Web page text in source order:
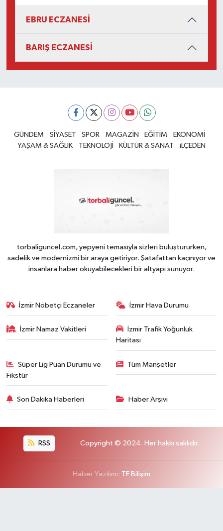
EBRU ECZANESİ
BARIŞ ECZANESİ
GÜNDEM SİYASET SPOR MAGAZİN EĞİTİM
EKONOMİ
YAŞAM & SAĞLIK
TEKNOLOJİ KÜLTÜR & SANAT iLÇEDEN
torbaliguncel.com, yepyeni temasıyla sizleri buluştururken,
sadelik ve modernizmi bir araya getiriyor. Şatafattan kaçınıyor ve
insanlara haber okuyabilecekleri bir altyapı sunuyor.
İzmir Nöbetçi Eczaneler İzmir Hava Durumu
İzmir Namaz Vakitleri
İzmir Trafik Yoğunluk
Haritası
Süper Lig Puan Durumu ve
Fikstür
Tüm Manşetler
Son Dakika Haberleri Haber Arşivi
RSS Copyright © 2024. Her hakkı saklıdır.
Haber Yazılımı: TE Bilişim